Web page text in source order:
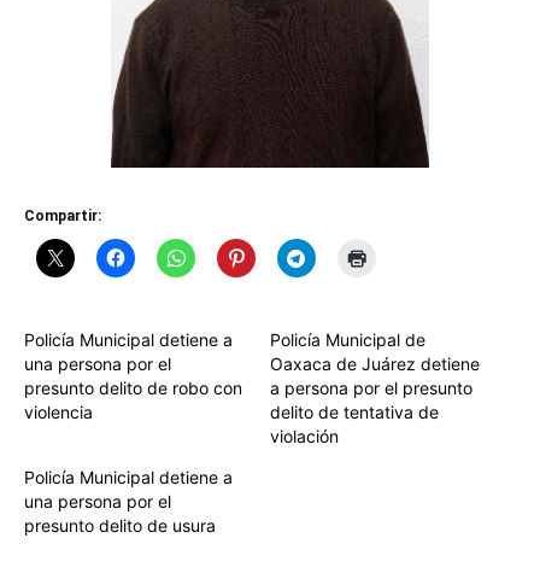
Compartir:
Policía Municipal detiene a
una persona por el
presunto delito de robo con
violencia
Policía Municipal de
Oaxaca de Juárez detiene
a persona por el presunto
delito de tentativa de
violación
Policía Municipal detiene a
una persona por el
presunto delito de usura